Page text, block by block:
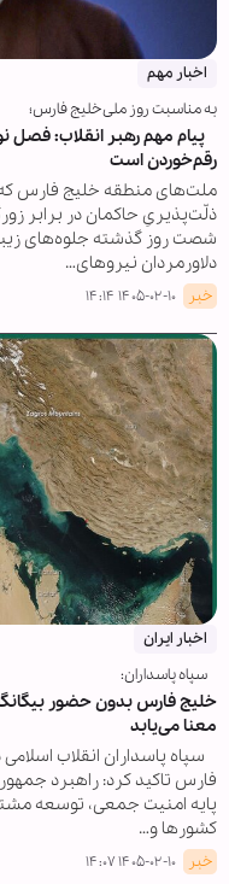
اخبار مهم
به مناسبت روز ملی خلیج فارس؛
پیام مهم رهبر انقلاب: فصل
رقم‌خوردن است
ملت‌های منطقه خلیج فارس
ذلّت‌پذیریِ حاکمان در برابر
شصت روز گذشته جلوه‌های
دلاورمردان نیروهای…
خبر ۱۴۰۵-۰۲-۱۰ ۱۴:۱۴
اخبار ایران
سپاه پاسداران:
خلیج فارس بدون حضور
معنا می‌یابد
سپاه پاسداران انقلاب
فارس تاکید کرد: راهبرد
پایه امنیت جمعی، توسعه
کشورها و…
خبر ۱۴۰۵-۰۲-۱۰ ۱۴:۰۷